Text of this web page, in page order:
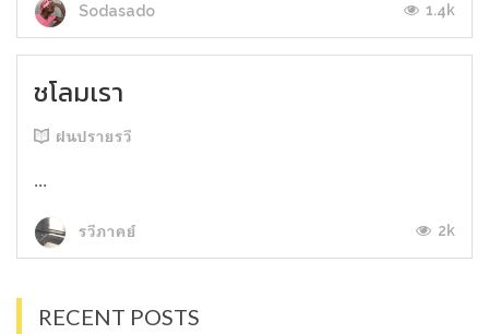
Sodasado 1.4k
ชโลมเรา
ฝนปรายรวี
...
รวีภาคย์ 2k
RECENT POSTS